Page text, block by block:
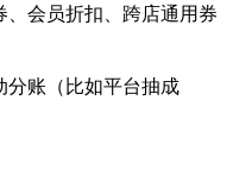
、会员折扣、跨店通用券
分账（比如平台抽成